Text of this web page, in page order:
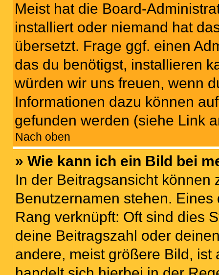
Meist hat die Board-
installiert oder niemand hat
übersetzt. Frage ggf. einen
das du benötigst, installieren
würden wir uns freuen, wenn
Informationen dazu können
gefunden werden (siehe Link
Nach oben
» Wie kann ich ein Bild bei
In der Beitragsansicht können
Benutzernamen stehen.
Rang verknüpft: Oft sind dies
deine Beitragszahl oder
andere, meist größere Bild, ist